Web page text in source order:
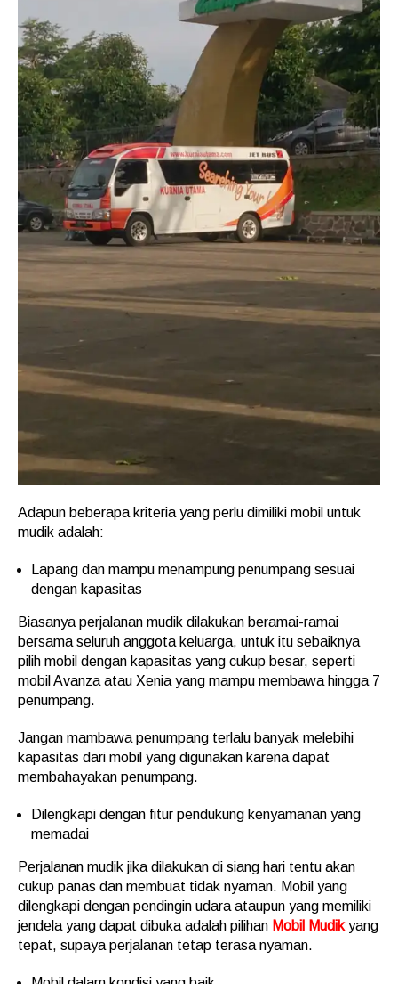
Adapun beberapa kriteria yang perlu dimiliki mobil untuk
mudik adalah:
Lapang dan mampu menampung penumpang sesuai
dengan kapasitas
Biasanya perjalanan mudik dilakukan beramai-ramai
bersama seluruh anggota keluarga, untuk itu sebaiknya
pilih mobil dengan kapasitas yang cukup besar, seperti
mobil Avanza atau Xenia yang mampu membawa hingga 7
penumpang.
Jangan mambawa penumpang terlalu banyak melebihi
kapasitas dari mobil yang digunakan karena dapat
membahayakan penumpang.
Dilengkapi dengan fitur pendukung kenyamanan yang
memadai
Perjalanan mudik jika dilakukan di siang hari tentu akan
cukup panas dan membuat tidak nyaman. Mobil yang
dilengkapi dengan pendingin udara ataupun yang memiliki
jendela yang dapat dibuka adalah pilihan Mobil Mudikyang
tepat, supaya perjalanan tetap terasa nyaman.